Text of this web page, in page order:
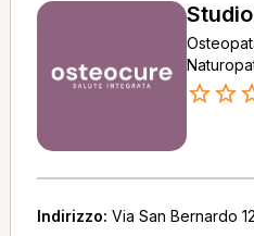
Indirizzo: Via San Bernardo